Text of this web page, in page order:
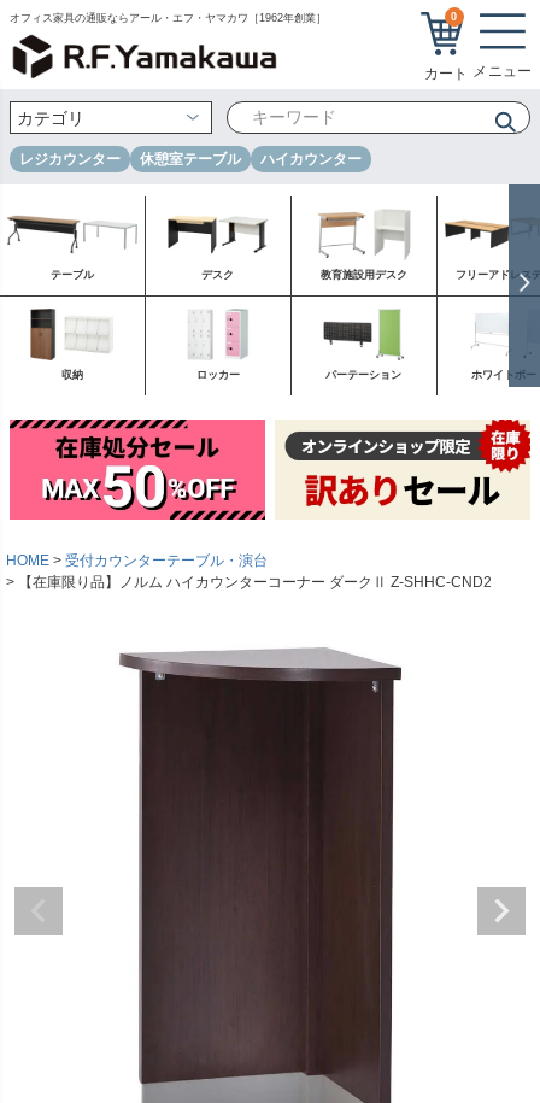
オフィス家具の通販ならアール・エフ・ヤマカワ［1962年創業］ 0
レジカウンター 休憩室テーブル ハイカウンター
テーブル デスク 教育施設用デスク フリーアドレス
収納 ロッカー パーテーション ホワイトボー
HOME
受付カウンターテーブル・演台
【在庫限り品】ノルム ハイカウンターコーナー ダークⅡ Z-SHHC-CND2